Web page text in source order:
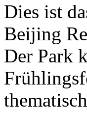
Dies ist
Beijing
Der Park